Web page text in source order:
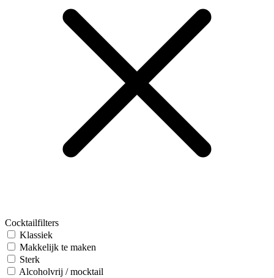
Cocktailfilters
Klassiek
Makkelijk te maken
Sterk
Alcoholvrij / mocktail